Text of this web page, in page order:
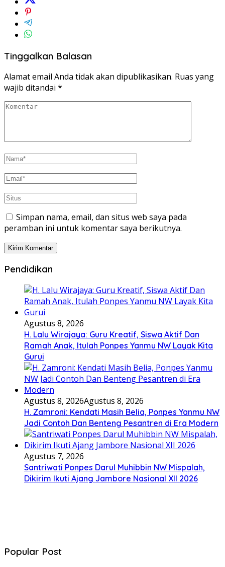
Tinggalkan Balasan
Alamat email Anda tidak akan dipublikasikan. Ruas yang
wajib ditandai *
Simpan nama, email, dan situs web saya pada
peramban ini untuk komentar saya berikutnya.
Pendidikan
Agustus 8, 2026
H. Lalu Wirajaya: Guru Kreatif, Siswa Aktif Dan
Ramah Anak, Itulah Ponpes Yanmu NW Layak Kita
Gurui
Agustus 8, 2026Agustus 8, 2026
H. Zamroni: Kendati Masih Belia, Ponpes Yanmu NW
Jadi Contoh Dan Benteng Pesantren di Era Modern
Agustus 7, 2026
Santriwati Ponpes Darul Muhibbin NW Mispalah,
Dikirim Ikuti Ajang Jambore Nasional XII 2026
Popular Post